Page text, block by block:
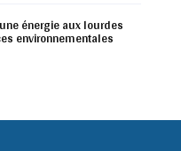
énergie aux lourdes
environnementales